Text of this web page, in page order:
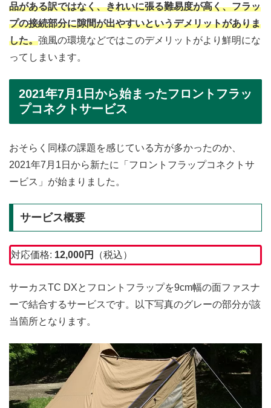
品がある訳ではなく、きれいに張る難易度が高く、フラッ
プの接続部分に隙間が出やすいというデメリットがありま
した。強風の環境などではこのデメリットがより鮮明にな
ってしまいます。
2021年7月1日から始まったフロントフラッ
プコネクトサービス
おそらく同様の課題を感じている方が多かったのか、
2021年7月1日から新たに「フロントフラップコネクトサ
ービス」が始まりました。
サービス概要
対応価格: 12,000円 （税込）
サーカスTC DXとフロントフラップを9cm幅の面ファスナ
ーで結合するサービスです。以下写真のグレーの部分が該
当箇所となります。